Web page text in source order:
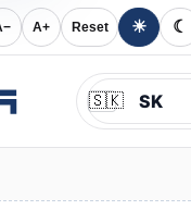
A+ Reset ☀ ☾
🇸🇰